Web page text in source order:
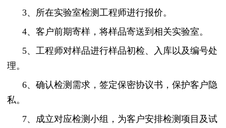
3、所在实验室检测工程师进行报价。
4、客户前期寄样，将样品寄送到相关实验室。
5、工程师对样品进行样品初检、入库以及编号处
理。
6、确认检测需求，签定保密协议书，保护客户隐
私。
7、成立对应检测小组，为客户安排检测项目及试